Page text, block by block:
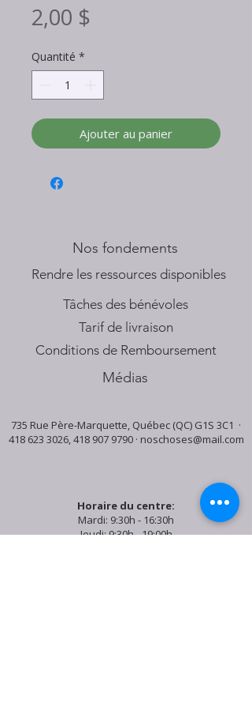
2,00 $
Quantité *
Ajouter au panier
Nos fondements
​Rendre les ressources disponibles
Tâches des bénévoles
Tarif de livraison
Conditions de Remboursement
Médias
735 Rue Père-Marquette, Québec (QC) G1S 3C1 ·
418 623 3026,418 907 9790· noschoses@mail.com
Horaire du centre:
Mardi: 9:30h - 16:30h
Jeudi: 9:30h - 19:00h